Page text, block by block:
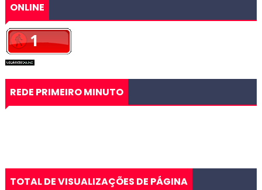
ONLINE
REDE PRIMEIRO MINUTO
TOTAL DE VISUALIZAÇÕES DE PÁGINA